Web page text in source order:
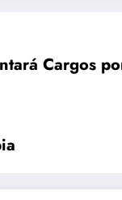
Cargos